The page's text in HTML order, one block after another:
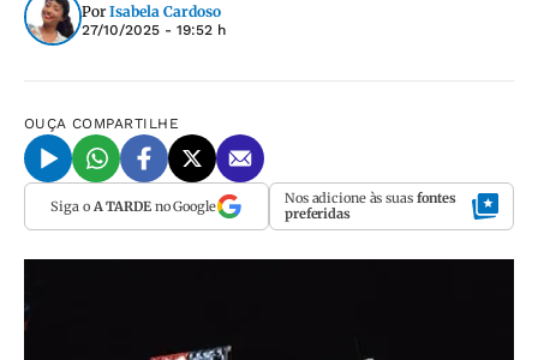
Por Isabela Cardoso
27/10/2025 - 19:52 h
OUÇA COMPARTILHE
Siga o A TARDEno Google Nos adicione às suas fontes
preferidas